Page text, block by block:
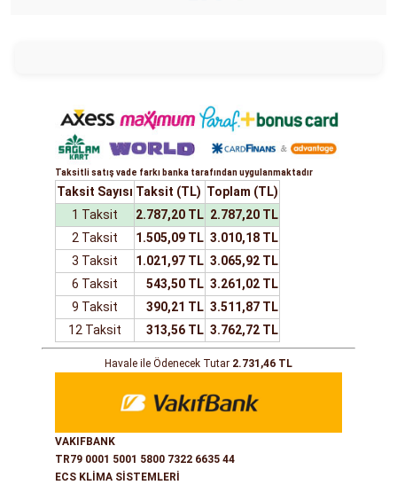
Taksitli satış vade farkı banka tarafından uygulanmaktadır
Taksit Sayısı Taksit (TL) Toplam (TL)
1 Taksit
2.787,20 TL 2.787,20 TL
2 Taksit
1.505,09 TL 3.010,18 TL
3 Taksit
1.021,97 TL 3.065,92 TL
6 Taksit
543,50 TL 3.261,02 TL
9 Taksit
390,21 TL 3.511,87 TL
12 Taksit
313,56 TL 3.762,72 TL
Havale ile Ödenecek Tutar 2.731,46 TL
VAKIFBANK
TR79 0001 5001 5800 7322 6635 44
ECS KLİMA SİSTEMLERİ